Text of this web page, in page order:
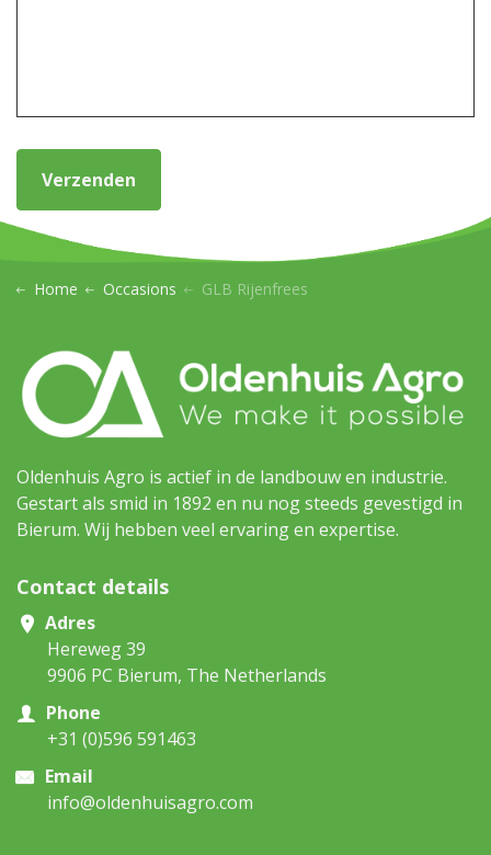
Verzenden
Home Occasions GLB Rijenfrees
Oldenhuis Agro is actief in de landbouw en industrie.
Gestart als smid in 1892 en nu nog steeds gevestigd in
Bierum. Wij hebben veel ervaring en expertise.
Contact details
Adres
Hereweg 39
9906 PC Bierum, The Netherlands
Phone
+31 (0)596 591463
Email
info@oldenhuisagro.com